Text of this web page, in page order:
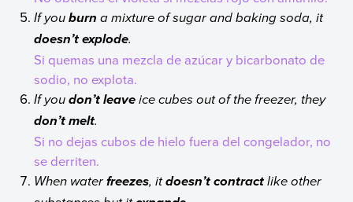
If youburn a mixture of sugar and baking soda, it
doesn’t explode.
Si quemas una mezcla de azúcar y bicarbonato de
sodio, no explota.
If youdon’t leave ice cubes out of the freezer, they
don’t melt.
Si no dejas cubos de hielo fuera del congelador, no
se derriten.
When waterfreezes, itdoesn’t contract like other